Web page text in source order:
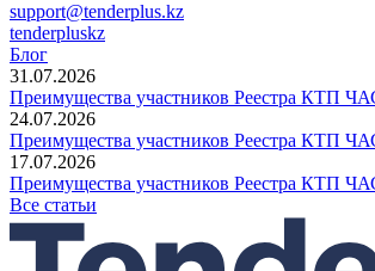
support@tenderplus.kz
tenderpluskz
Блог
31.07.2026
Преимущества участников Реестра КТП
24.07.2026
Преимущества участников Реестра КТП
17.07.2026
Преимущества участников Реестра КТП
Все статьи